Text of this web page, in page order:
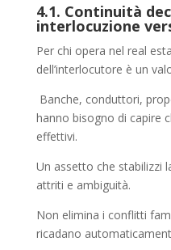
4.1. Continuità
interlocuzione
Per chi opera nel real
dell’interlocutore è un
Banche, conduttori,
hanno bisogno di capire
effettivi.
Un assetto che stabilizzi
attriti e ambiguità.
Non elimina i conflitti
ricadano